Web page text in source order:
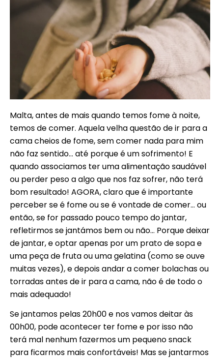
Malta, antes de mais quando temos fome à noite,
temos de comer. Aquela velha questão de ir para a
cama cheios de fome, sem comer nada para mim
não faz sentido… até porque é um sofrimento! E
quando associamos ter uma alimentação saudável
ou perder peso a algo que nos faz sofrer, não terá
bom resultado! AGORA, claro que é importante
perceber se é fome ou se é vontade de comer… ou
então, se for passado pouco tempo do jantar,
refletirmos se jantámos bem ou não… Porque deixar
de jantar, e optar apenas por um prato de sopa e
uma peça de fruta ou uma gelatina (como se ouve
muitas vezes), e depois andar a comer bolachas ou
torradas antes de ir para a cama, não é de todo o
mais adequado!
Se jantamos pelas 20h00 e nos vamos deitar às
00h00, pode acontecer ter fome e por isso não
terá mal nenhum fazermos um pequeno snack
para ficarmos mais confortáveis! Mas se jantarmos